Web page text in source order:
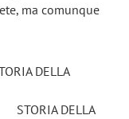
ma comunque
DELLA
STORIA DELLA